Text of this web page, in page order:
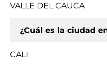
VALLE DEL CAUCA
¿Cuál es la ciudad
CALI